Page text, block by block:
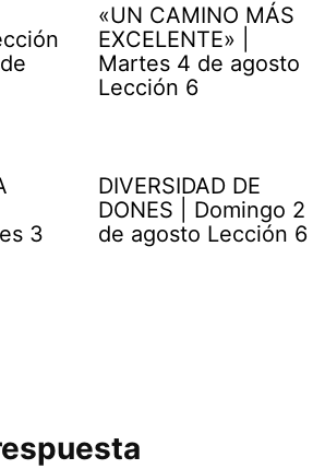
«UN CAMINO MÁS
EXCELENTE» |
Martes 4 de agosto
Lección 6
3
DIVERSIDAD DE
DONES | Domingo 2
de agosto Lección 6